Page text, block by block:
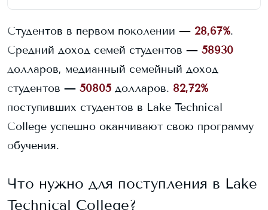
Студентов в первом поколении — 28,67%.
Средний доход семей студентов — 58930
долларов, медианный семейный доход
студентов — 50805 долларов. 82,72%
поступивших студентов в Lake Technical
College успешно оканчивают свою программу
обучения.
Что нужно для поступления в Lake
Technical College?